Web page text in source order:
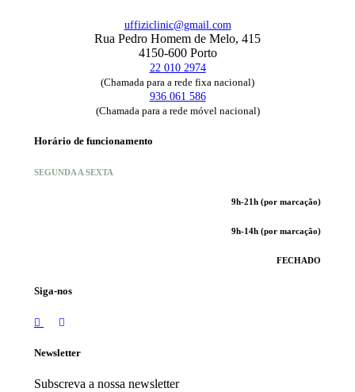
uffiziclinic@gmail.com
Rua Pedro Homem de Melo, 415
4150-600 Porto
22 010 2974
(Chamada para a rede fixa nacional)
936 061 586
(Chamada para a rede móvel nacional)
Horário de funcionamento
SEGUNDA A SEXTA
9h-21h (por marcação)
9h-14h (por marcação)
FECHADO
Siga-nos
Newsletter
Subscreva a nossa newsletter